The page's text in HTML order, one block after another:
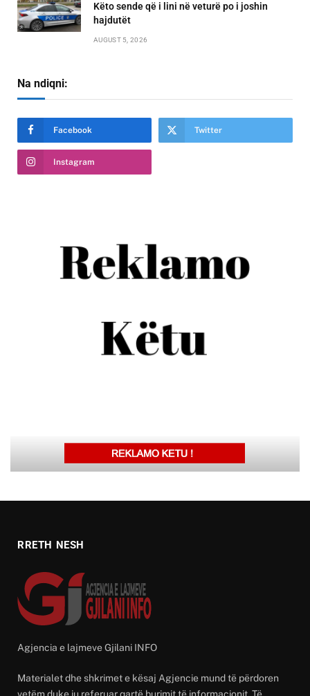
Këto sende që i lini në veturë po i joshin
hajdutët
AUGUST 5, 2026
Na ndiqni:
Facebook Twitter
Instagram
RRETH NESH
Agjencia e lajmeve Gjilani INFO
Materialet dhe shkrimet e kësaj Agjencie mund të përdoren